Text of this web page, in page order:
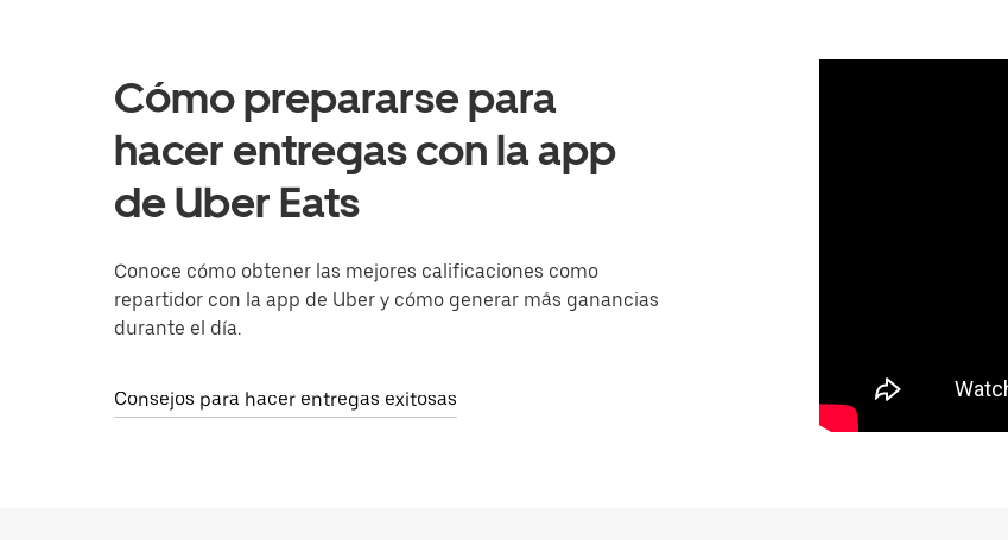
Cómo prepararse para
hacer entregas con la app
de Uber Eats
Conoce cómo obtener las mejores calificaciones como
repartidor con la app de Uber y cómo generar más ganancias
durante el día.
Consejos para hacer entregas exitosas